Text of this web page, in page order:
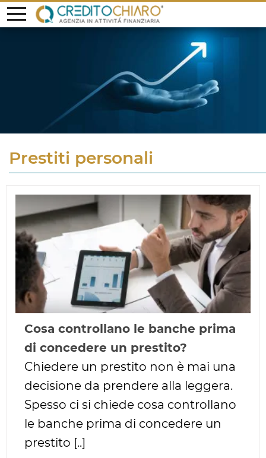
Prestiti personali
Cosa controllano le banche prima
di concedere un prestito?
Chiedere un prestito non è mai una
decisione da prendere alla leggera.
Spesso ci si chiede cosa controllano
le banche prima di concedere un
prestito [..]